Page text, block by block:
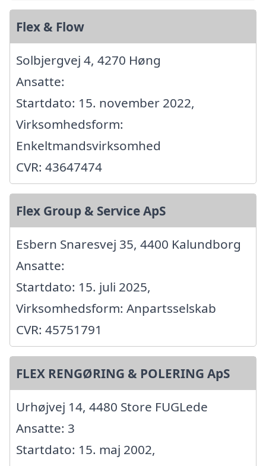
Flex & Flow
Solbjergvej 4, 4270 Høng
Ansatte:
Startdato: 15. november 2022,
Virksomhedsform:
Enkeltmandsvirksomhed
CVR: 43647474
Flex Group & Service ApS
Esbern Snaresvej 35, 4400 Kalundborg
Ansatte:
Startdato: 15. juli 2025,
Virksomhedsform: Anpartsselskab
CVR: 45751791
FLEX RENGØRING & POLERING ApS
Urhøjvej 14, 4480 Store FUGLede
Ansatte: 3
Startdato: 15. maj 2002,